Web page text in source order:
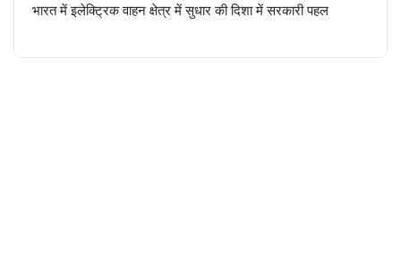
भारत में इलेक्ट्रिक वाहन क्षेत्र में सुधार की दिशा में सरकारी पहल